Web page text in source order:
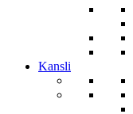
Kansli